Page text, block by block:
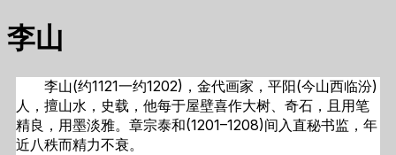
李山
李山(约1121一约1202)，金代画家，平阳(今山西临汾)
人，擅山水，史载，他每于屋壁喜作大树、奇石，且用笔
精良，用墨淡雅。章宗泰和(1201–1208)间入直秘书监，年
近八秩而精力不衰。